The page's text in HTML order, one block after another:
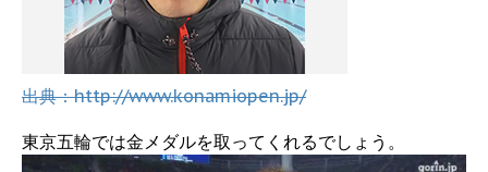
出典：http://www.konamiopen.jp/
東京五輪では金メダルを取ってくれるでしょう。